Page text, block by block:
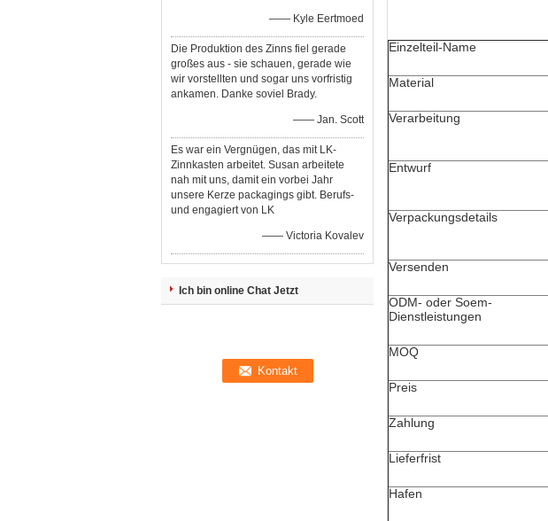
—— Kyle Eertmoed
Die Produktion des Zinns fiel gerade
großes aus - sie schauen, gerade wie
wir vorstellten und sogar uns vorfristig
ankamen. Danke soviel Brady.
—— Jan. Scott
Es war ein Vergnügen, das mit LK-
Zinnkasten arbeitet. Susan arbeitete
nah mit uns, damit ein vorbei Jahr
unsere Kerze packagings gibt. Berufs-
und engagiert von LK
—— Victoria Kovalev
Ich bin online Chat Jetzt
Einzelteil-Name
Material
Verarbeitung
Entwurf
Verpackungsdetails
Versenden
ODM- oder Soem-
Dienstleistungen
MOQ
Preis
Zahlung
Lieferfrist
Hafen